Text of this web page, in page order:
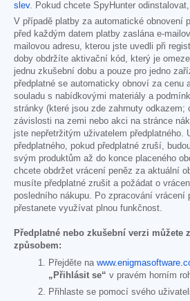
slev. Pokud chcete SpyHunter odinstalovat,
V případě platby za automatické obnovení
před každým datem platby zaslána e-
mailovou adresu, kterou jste uvedli při
doby obdržíte aktivační kód, který je
jednu zkušební dobu a pouze pro jedno
předplatné se automaticky obnoví za cenu
souladu s nabídkovými materiály a
stránky (které jsou zde zahrnuty odkazem;
závislosti na zemi nebo akci na stránce
jste nepřetržitým uživatelem předplatného.
předplatného, pokud předplatné zruší,
svým produktům až do konce placeného
chcete obdržet vrácení peněz za aktuální
musíte předplatné zrušit a požádat o
posledního nákupu. Po zpracování vrácení
přestanete využívat plnou funkčnost.
Předplatné nebo zkušební verzi můžete
způsobem:
Přejděte na
„Přihlásit se“ v pravém horním
Přihlaste se pomocí svého